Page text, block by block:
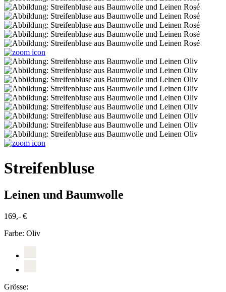
Streifenbluse
Leinen und Baumwolle
169,- €
Farbe: Oliv
Grösse: